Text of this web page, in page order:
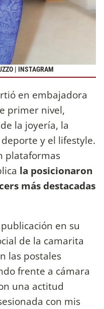
| INSTAGRAM
en embajadora
primer nivel,
la joyería, la
y el lifestyle.
plataformas
la posicionaron
más destacadas
en su
de la camarita
las postales
frente a cámara
una actitud
con mis